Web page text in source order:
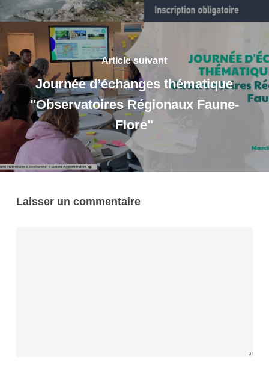
Article suivant
Journée d’échanges thématique
"Observatoires Régionaux Faune-
Flore"
Laisser un commentaire